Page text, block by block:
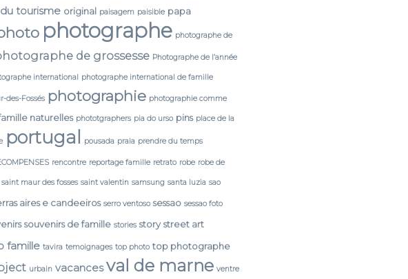
tourisme original paisagem paisible papa
photographe photographe de
de grossesse Photographe de l’année
international photographe international de famille
des-Fossés photographie photographie comme
naturelles phototgraphers pia do urso pins place de la
portugal pousada praia prendre du temps
rencontre reportage famille retrato robe robe de
saint maur des fosses saint valentin samsung santa luzia sao
aires e candeeiros serro ventoso sessao sessao foto
souvenirs de famille stories story street art
famille tavira temoignages top photo top photographe
urbain vacances val de marne ventre